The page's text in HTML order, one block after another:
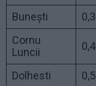
Bunești
Cornu
Luncii
Dolhesti